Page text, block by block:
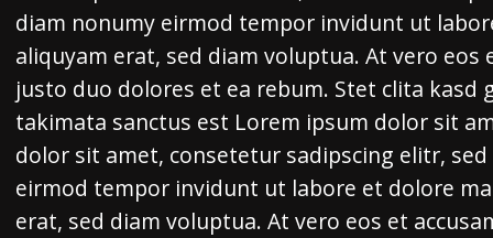
diam nonumy eirmod tempor invidunt ut
aliquyam erat, sed diam voluptua. At vero eos
justo duo dolores et ea rebum. Stet clita kasd
takimata sanctus est Lorem ipsum dolor sit
dolor sit amet, consetetur sadipscing elitr,
eirmod tempor invidunt ut labore et dolore
erat, sed diam voluptua. At vero eos et